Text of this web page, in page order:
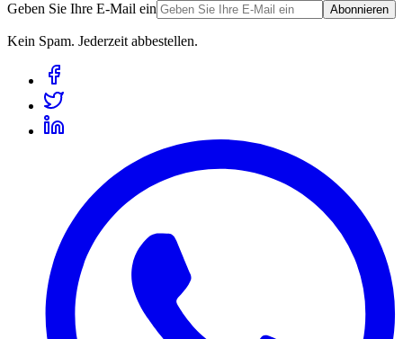
Geben Sie Ihre E-Mail ein Abonnieren
Kein Spam. Jederzeit abbestellen.